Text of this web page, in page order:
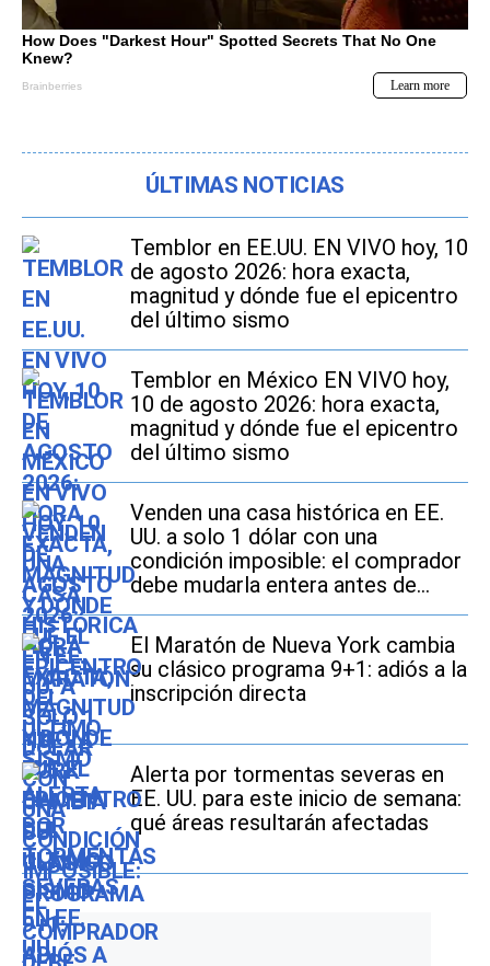
ÚLTIMAS NOTICIAS
Temblor en EE.UU. EN VIVO hoy, 10
de agosto 2026: hora exacta,
magnitud y dónde fue el epicentro
del último sismo
Temblor en México EN VIVO hoy,
10 de agosto 2026: hora exacta,
magnitud y dónde fue el epicentro
del último sismo
Venden una casa histórica en EE.
UU. a solo 1 dólar con una
condición imposible: el comprador
debe mudarla entera antes de
2027
El Maratón de Nueva York cambia
su clásico programa 9+1: adiós a la
inscripción directa
Alerta por tormentas severas en
EE. UU. para este inicio de semana:
qué áreas resultarán afectadas